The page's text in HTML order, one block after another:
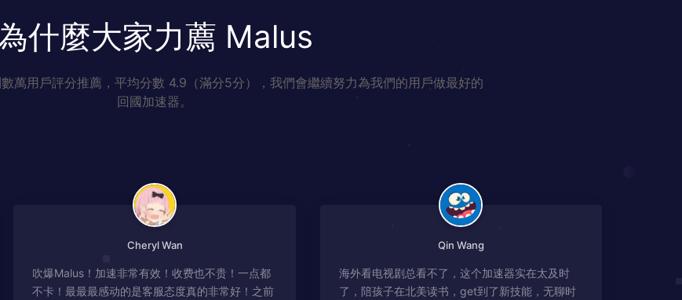
什麼大家力薦 Malus
萬用戶評分推薦，平均分數 4.9（滿分5分），我們會繼續努力為我們的用戶做最好的
回國加速器。
Cheryl Wan
吹爆Malus！加速非常有效！收费也不贵！一点都
不卡！最最最感动的是客服态度真的非常好！之前
Qin Wang
海外看电视剧总看不了，这个加速器实在太及时
了，陪孩子在北美读书，get到了新技能，无聊时